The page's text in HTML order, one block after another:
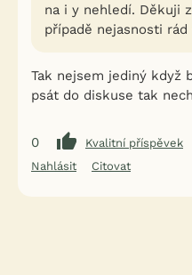
na i y nehledí. Děkuji
případě nejasnosti
Tak nejsem jediný když
psát do diskuse tak
0
Kvalitní příspěvek
Nahlásit
Citovat